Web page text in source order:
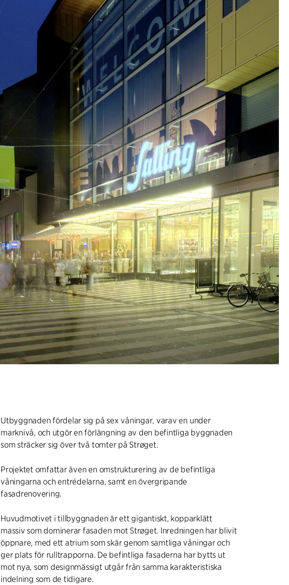
Utbyggnaden fördelar sig på sex våningar, varav en under
marknivå, och utgör en förlängning av den befintliga byggnaden
som sträcker sig över två tomter på Strøget.
Projektet omfattar även en omstrukturering av de befintliga
våningarna och entrédelarna, samt en övergripande
fasadrenovering.
Huvudmotivet i tillbyggnaden är ett gigantiskt, kopparklätt
massiv som dominerar fasaden mot Strøget. Inredningen har blivit
öppnare, med ett atrium som skär genom samtliga våningar och
ger plats för rulltrapporna. De befintliga fasaderna har bytts ut
mot nya, som designmässigt utgår från samma karakteristiska
indelning som de tidigare.